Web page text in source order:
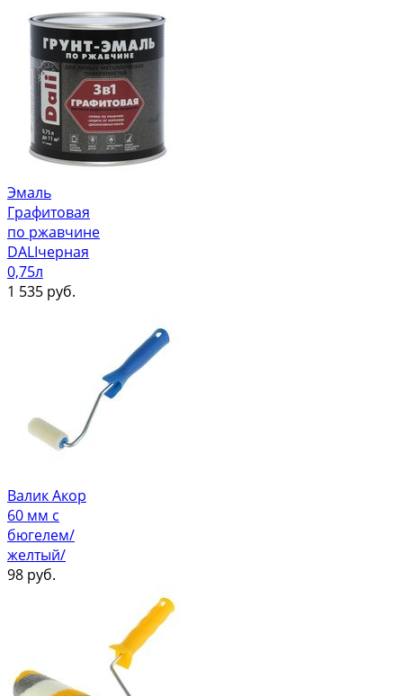
Эмаль
Графитовая
по ржавчине
DALIчерная
0,75л
1 535 руб.
Валик Акор
60 мм с
бюгелем/
желтый/
98 руб.